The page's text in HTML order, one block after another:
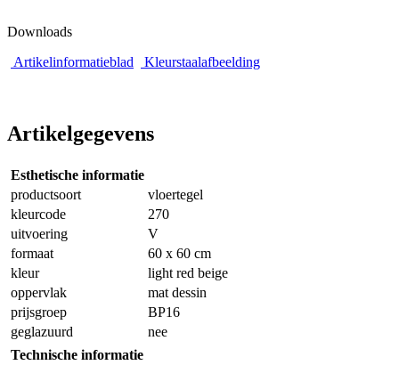
Downloads
Artikelinformatieblad
Kleurstaalafbeelding
Artikelgegevens
Esthetische informatie
productsoort
vloertegel
kleurcode
270
uitvoering
V
formaat
60 x 60 cm
kleur
light red beige
oppervlak
mat dessin
prijsgroep
BP16
geglazuurd
nee
Technische informatie